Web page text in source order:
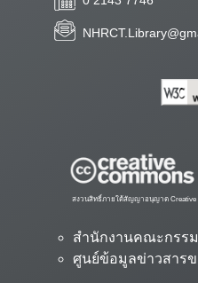
สงวนสิทธิ์ภายใต้สัญญาอนุญาต Creative
สำนักงานคณะกรร
ศูนย์ข้อมูลข่าวสารข